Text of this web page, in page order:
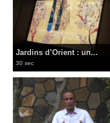
Jardins d’Orient : un...
30 sec